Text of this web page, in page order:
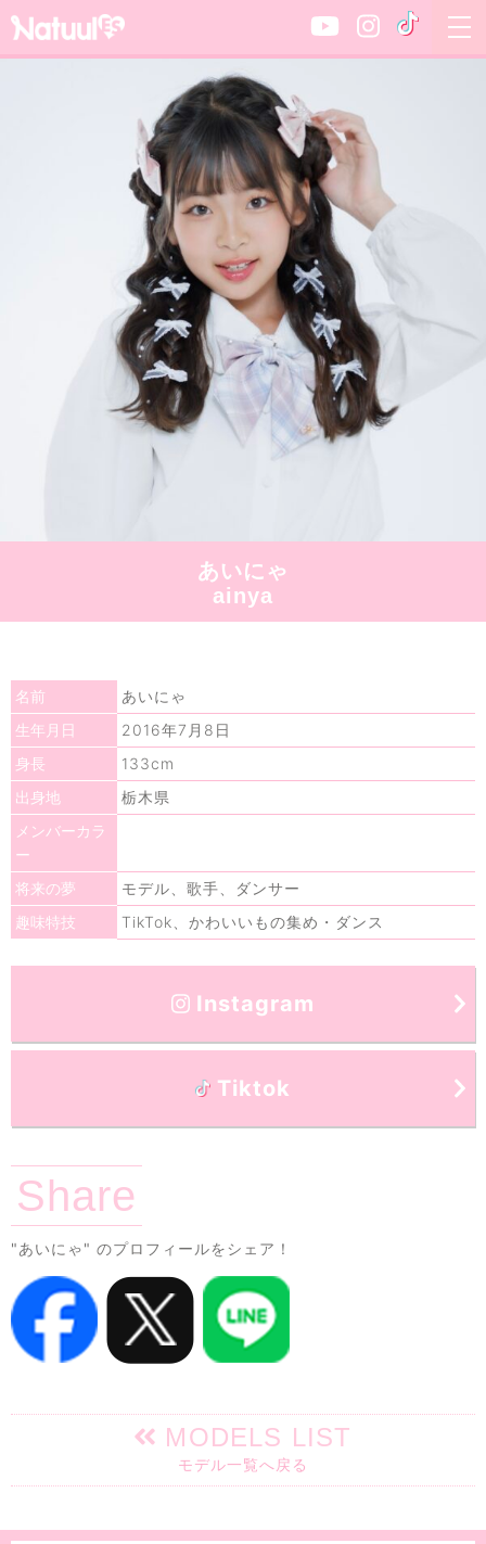
あいにゃ
ainya
名前 あいにゃ
生年月日 2016年7月8日
身長 133cm
出身地 栃木県
メンバーカラ
ー
将来の夢
モデル、歌手、ダンサー
趣味特技 TikTok、かわいいもの集め・ダンス
Instagram
Tiktok
Share
"あいにゃ" のプロフィールをシェア！
MODELS LIST
モデル一覧へ戻る